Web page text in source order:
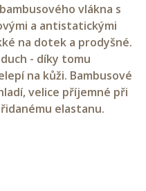
vlákna s
a antistatickými
na dotek a prodyšné.
- díky tomu
na kůži. Bambusové
velice příjemné při
elastanu.